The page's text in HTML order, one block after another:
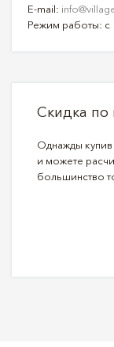
E-mail:
Режим работы: с
Скидка по
Однажды купив
и можете
большинство